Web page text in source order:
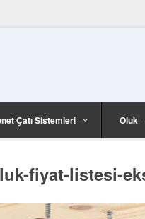
Çatı Sistemleri Oluk
fiyat-listesi-